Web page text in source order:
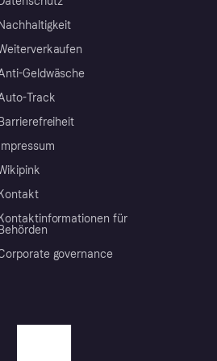
Nachhaltigkeit
Geldwäsche
Track
Barrierefreiheit
Impressum
Kontakt
Kontaktinformationen für
Behörden
governance